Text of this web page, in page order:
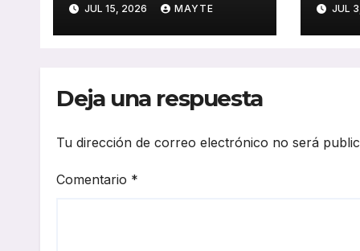
con una nueva ruta
de transporte
JUL 15, 2026 MAYTE JUL
Deja una respuesta
Tu dirección de correo electrónico no será
Comentario *